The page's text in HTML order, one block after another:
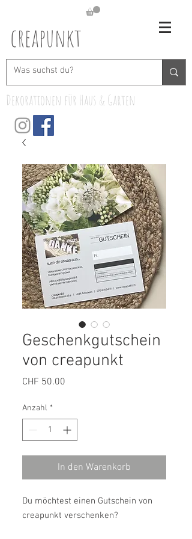
creapunkt
Dekorationen für Haus & Garten
Geschenkgutschein
von creapunkt
CHF 50.00
Anzahl *
In den Warenkorb
Du möchtest einen Gutschein von
creapunkt verschenken?